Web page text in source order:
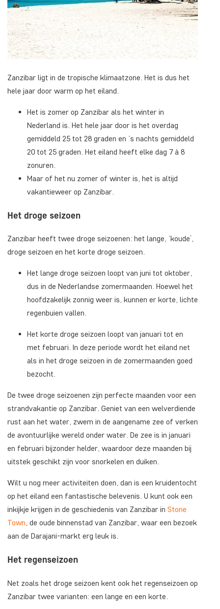
Zanzibar ligt in de tropische klimaatzone. Het is dus het
hele jaar door warm op het eiland.
Het is zomer op Zanzibar als het winter in
Nederland is. Het hele jaar door is het overdag
gemiddeld 25 tot 28 graden en ‘s nachts gemiddeld
20 tot 25 graden. Het eiland heeft elke dag 7 à 8
zonuren.
Maar of het nu zomer of winter is, het is altijd
vakantieweer op Zanzibar.
Het droge seizoen
Zanzibar heeft twee droge seizoenen: het lange, ‘koude’,
droge seizoen en het korte droge seizoen.
Het lange droge seizoen loopt van juni tot oktober,
dus in de Nederlandse zomermaanden. Hoewel het
hoofdzakelijk zonnig weer is, kunnen er korte, lichte
regenbuien vallen.
Het korte droge seizoen loopt van januari tot en
met februari. In deze periode wordt het eiland net
als in het droge seizoen in de zomermaanden goed
bezocht.
De twee droge seizoenen zijn perfecte maanden voor een
strandvakantie op Zanzibar. Geniet van een welverdiende
rust aan het water, zwem in de aangename zee of verken
de avontuurlijke wereld onder water. De zee is in januari
en februari bijzonder helder, waardoor deze maanden bij
uitstek geschikt zijn voor snorkelen en duiken.
Wilt u nog meer activiteiten doen, dan is een kruidentocht
op het eiland een fantastische belevenis. U kunt ook een
inkijkje krijgen in de geschiedenis van Zanzibar in Stone
Town, de oude binnenstad van Zanzibar, waar een bezoek
aan de Darajani-markt erg leuk is.
Het regenseizoen
Net zoals het droge seizoen kent ook het regenseizoen op
Zanzibar twee varianten: een lange en een korte.